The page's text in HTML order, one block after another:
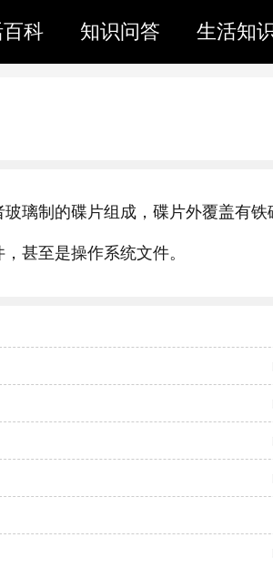
科 知识问答 生活知
璃制的碟片组成，碟片外覆盖有铁
甚至是操作系统文件。